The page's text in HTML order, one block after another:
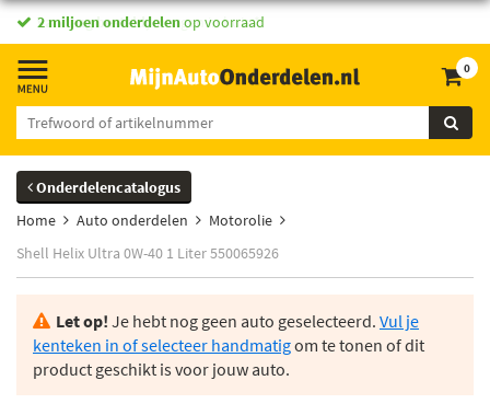
vandaag besteld,morgen in huis *
2 miljoen onderdelenop voorraad
0
Onderdelencatalogus
Home
Auto onderdelen
Motorolie
Shell Helix Ultra 0W-40 1 Liter 550065926
Let op! Je hebt nog geen auto geselecteerd. Vul je
kenteken in of selecteer handmatigom te tonen of dit
product geschikt is voor jouw auto.